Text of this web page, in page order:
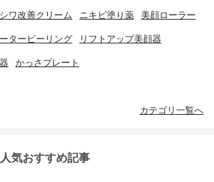
シワ改善クリーム ニキビ塗り薬 美顔ローラー
ターピーリング リフトアップ美顔器
かっさプレート
カテゴリ一覧へ
気おすすめ記事